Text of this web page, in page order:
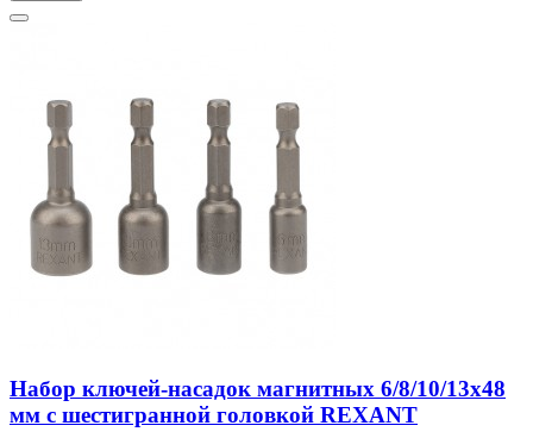
Набор ключей-насадок магнитных 6/8/10/13х48
мм с шестигранной головкой REXANT